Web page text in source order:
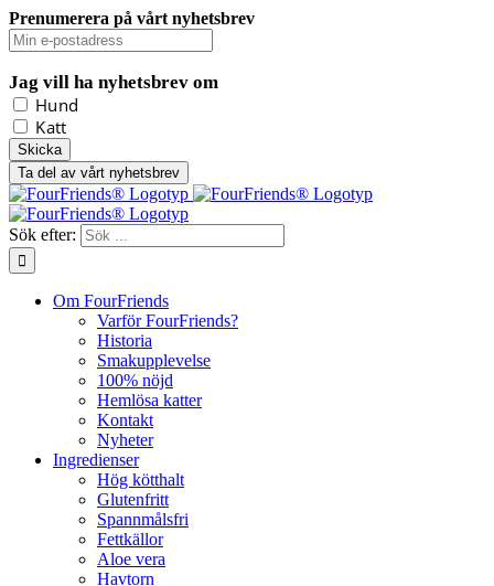
Prenumerera på vårt nyhetsbrev
Jag vill ha nyhetsbrev om
Hund
Katt
Ta del av vårt nyhetsbrev
Sök efter:
Om FourFriends
Varför FourFriends?
Historia
Smakupplevelse
100% nöjd
Hemlösa katter
Kontakt
Nyheter
Ingredienser
Hög kötthalt
Glutenfritt
Spannmålsfri
Fettkällor
Aloe vera
Havtorn